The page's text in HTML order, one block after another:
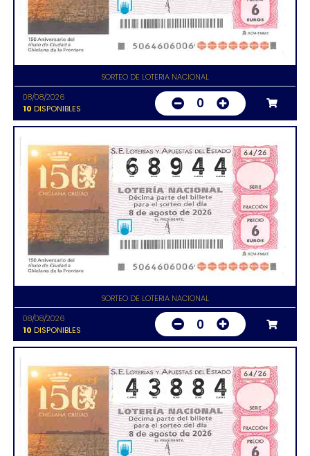
SORTEO DE LOTERIA NACIONAL
08/08/2026
10 DISPONIBLES 0
SORTEO DE LOTERIA NACIONAL
08/08/2026
10 DISPONIBLES 0